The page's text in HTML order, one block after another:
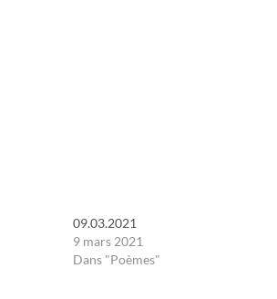
09.03.2021
9 mars 2021
Dans "Poèmes"